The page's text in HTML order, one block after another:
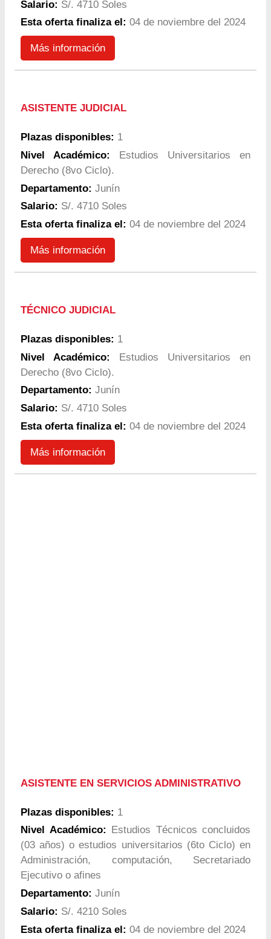
Salario: S/. 4710 Soles
Esta oferta finaliza el: 04 de noviembre del 2024
Más información
ASISTENTE JUDICIAL
Plazas disponibles: 1
Nivel Académico:
Estudios Universitarios en
Derecho (8vo Ciclo).
Departamento: Junín
Salario: S/. 4710 Soles
Esta oferta finaliza el: 04 de noviembre del 2024
Más información
TÉCNICO JUDICIAL
Plazas disponibles: 1
Nivel Académico:
Estudios Universitarios en
Derecho (8vo Ciclo).
Departamento: Junín
Salario: S/. 4710 Soles
Esta oferta finaliza el: 04 de noviembre del 2024
Más información
ASISTENTE EN SERVICIOS ADMINISTRATIVO
Plazas disponibles: 1
Nivel Académico: Estudios Técnicos concluidos
(03 años) o estudios universitarios (6to Ciclo) en
Administración, computación, Secretariado
Ejecutivo o afines
Departamento: Junín
Salario: S/. 4210 Soles
Esta oferta finaliza el: 04 de noviembre del 2024